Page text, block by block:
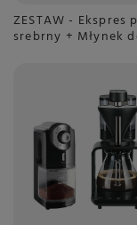
ZESTAW - Ekspres
srebrny + Młynek